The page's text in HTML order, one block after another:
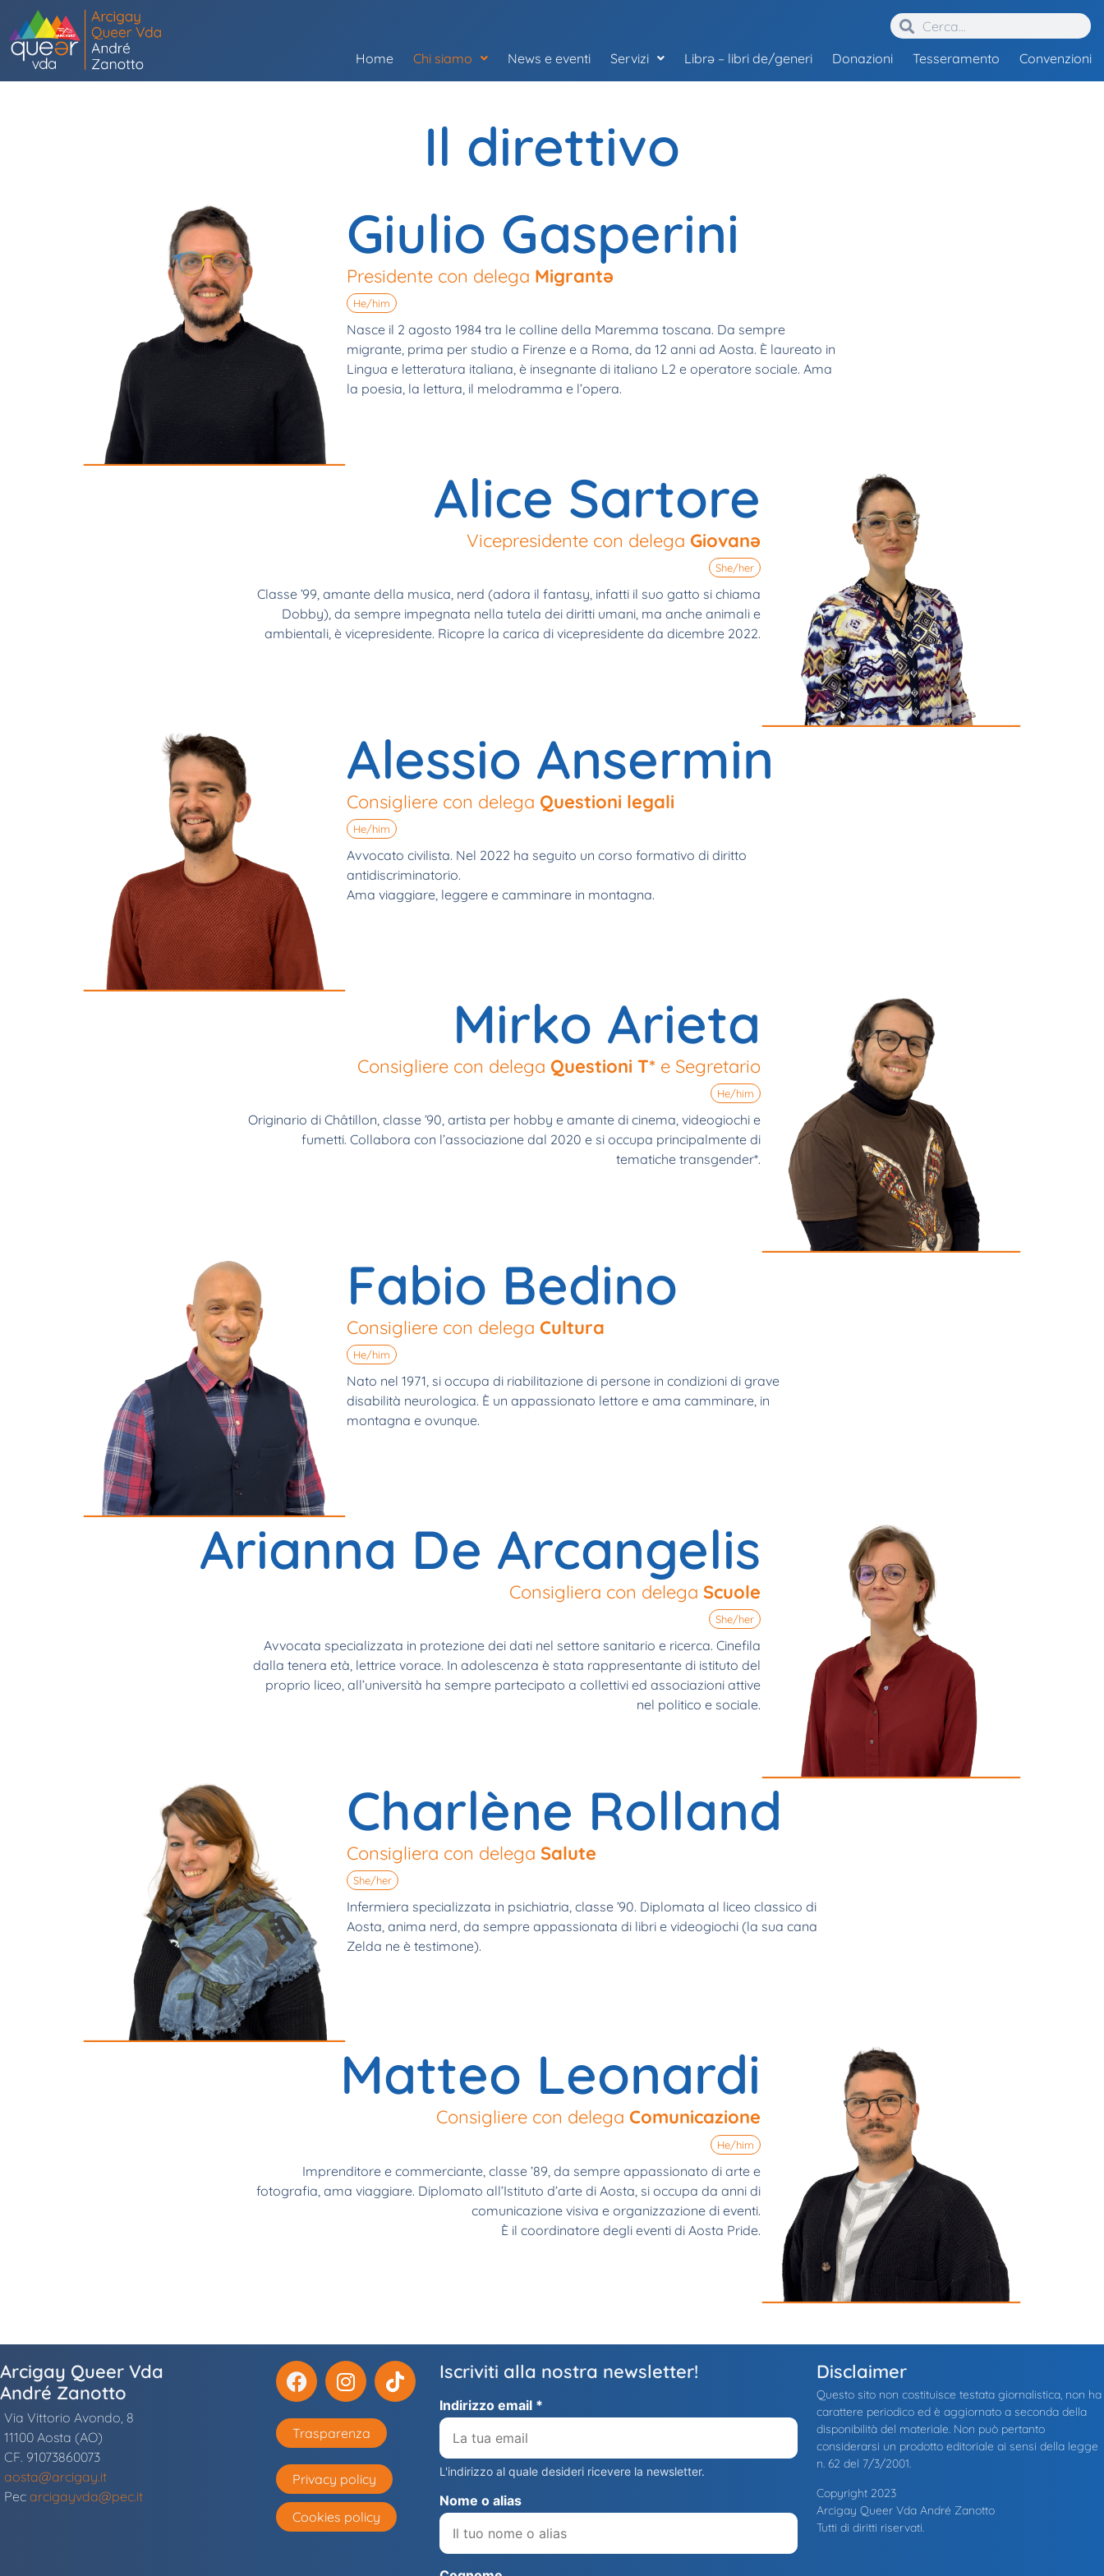
Home Chi siamo News e eventi Servizi Librə – libri de/generi Donazioni Tesseramento Convenzioni
Il direttivo
Giulio Gasperini
Presidente con delega Migrantə
He/him
Nasce il 2 agosto 1984 tra le colline della Maremma toscana. Da sempre
migrante, prima per studio a Firenze e a Roma, da 12 anni ad Aosta. È laureato in
Lingua e letteratura italiana, è insegnante di italiano L2 e operatore sociale. Ama
la poesia, la lettura, il melodramma e l’opera.
Alice Sartore
Vicepresidente con delega Giovanə
She/her
Classe ’99, amante della musica, nerd (adora il fantasy, infatti il suo gatto si chiama
Dobby), da sempre impegnata nella tutela dei diritti umani, ma anche animali e
ambientali, è vicepresidente. Ricopre la carica di vicepresidente da dicembre 2022.
Alessio Ansermin
Consigliere con delega Questioni legali
He/him
Avvocato civilista. Nel 2022 ha seguito un corso formativo di diritto
antidiscriminatorio.
Ama viaggiare, leggere e camminare in montagna.
Mirko Arieta
Consigliere con delega Questioni T* e Segretario
He/him
Originario di Châtillon, classe ’90, artista per hobby e amante di cinema, videogiochi e
fumetti. Collabora con l’associazione dal 2020 e si occupa principalmente di
tematiche transgender*.
Fabio Bedino
Consigliere con delega Cultura
He/him
Nato nel 1971, si occupa di riabilitazione di persone in condizioni di grave
disabilità neurologica. È un appassionato lettore e ama camminare, in
montagna e ovunque.
Arianna De Arcangelis
Consigliera con delega Scuole
She/her
Avvocata specializzata in protezione dei dati nel settore sanitario e ricerca. Cinefila
dalla tenera età, lettrice vorace. In adolescenza è stata rappresentante di istituto del
proprio liceo, all’università ha sempre partecipato a collettivi ed associazioni attive
nel politico e sociale.
Charlène Rolland
Consigliera con delega Salute
She/her
Infermiera specializzata in psichiatria, classe ’90. Diplomata al liceo classico di
Aosta, anima nerd, da sempre appassionata di libri e videogiochi (la sua cana
Zelda ne è testimone).
Matteo Leonardi
Consigliere con delega Comunicazione
He/him
Imprenditore e commerciante, classe ’89, da sempre appassionato di arte e
fotografia, ama viaggiare. Diplomato all’Istituto d’arte di Aosta, si occupa da anni di
comunicazione visiva e organizzazione di eventi.
È il coordinatore degli eventi di Aosta Pride.
Arcigay Queer Vda
André Zanotto
Via Vittorio Avondo, 8
11100 Aosta (AO)
CF. 91073860073
aosta@arcigay.it
Pec arcigayvda@pec.it
Trasparenza
Privacy policy
Cookies policy
Iscriviti alla nostra newsletter!
Indirizzo email *
L'indirizzo al quale desideri ricevere la newsletter.
Nome o alias
Disclaimer
Questo sito non costituisce testata giornalistica, non ha
carattere periodico ed è aggiornato a seconda della
disponibilità del materiale. Non può pertanto
considerarsi un prodotto editoriale ai sensi della legge
n. 62 del 7/3/2001.
Copyright 2023
Arcigay Queer Vda André Zanotto
Tutti di diritti riservati.